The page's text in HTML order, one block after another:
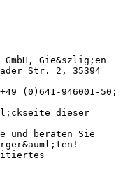
Gie&szlig;en
Str. 2, 35394
(0)641-946001-50;
dieser
und beraten Sie